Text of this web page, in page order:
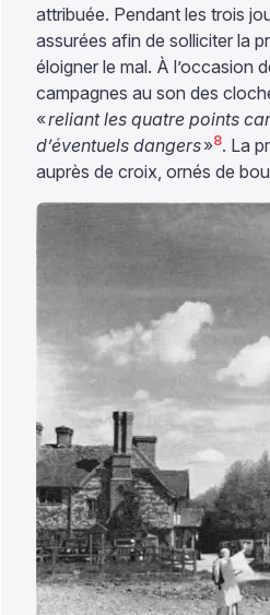
attribuée. Pendant les trois
assurées afin de solliciter la
éloigner le mal. À l’occasion
campagnes au son des
«reliant les quatre points
d’éventuels dangers»8. La
auprès de croix, ornés de